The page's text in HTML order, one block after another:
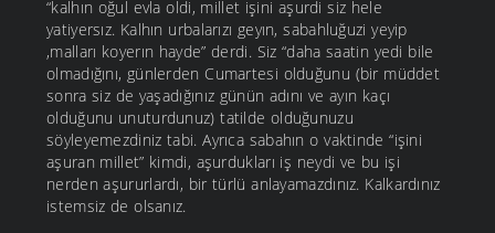
“kalhın oğul evla oldi, millet işini aşurdi siz hele
yatiyersız. Kalhın urbalarızı geyın, sabahluğuzi yeyip
,malları koyerın hayde” derdi. Siz “daha saatin yedi bile
olmadığını, günlerden Cumartesi olduğunu (bir müddet
sonra siz de yaşadığınız günün adını ve ayın kaçı
olduğunu unuturdunuz) tatilde olduğunuzu
söyleyemezdiniz tabi. Ayrıca sabahın o vaktinde “işini
aşuran millet” kimdi, aşurdukları iş neydi ve bu işi
nerden aşururlardı, bir türlü anlayamazdınız. Kalkardınız
istemsiz de olsanız.